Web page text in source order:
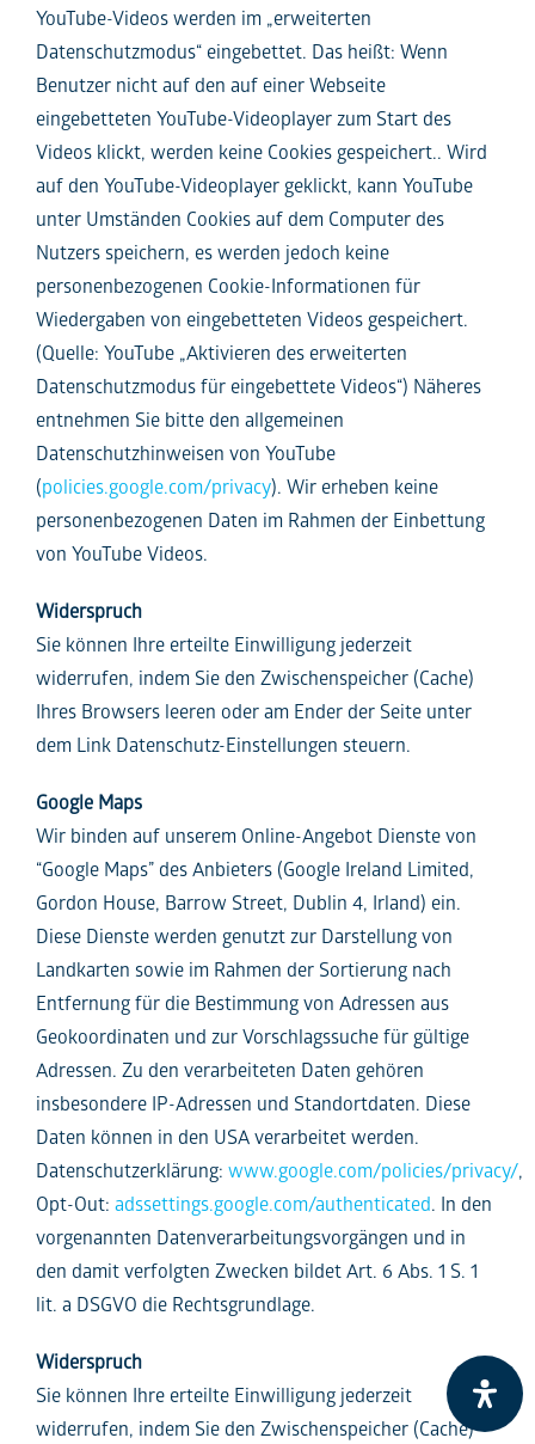
YouTube-Videos werden im „erweiterten
Datenschutzmodus“ eingebettet. Das heißt: Wenn
Benutzer nicht auf den auf einer Webseite
eingebetteten YouTube-Videoplayer zum Start des
Videos klickt, werden keine Cookies gespeichert.. Wird
auf den YouTube-Videoplayer geklickt, kann YouTube
unter Umständen Cookies auf dem Computer des
Nutzers speichern, es werden jedoch keine
personenbezogenen Cookie-Informationen für
Wiedergaben von eingebetteten Videos gespeichert.
(Quelle: YouTube „Aktivieren des erweiterten
Datenschutzmodus für eingebettete Videos“) Näheres
entnehmen Sie bitte den allgemeinen
Datenschutzhinweisen von YouTube
(policies.google.com/privacy). Wir erheben keine
personenbezogenen Daten im Rahmen der Einbettung
von YouTube Videos.
Widerspruch
Sie können Ihre erteilte Einwilligung jederzeit
widerrufen, indem Sie den Zwischenspeicher (Cache)
Ihres Browsers leeren oder am Ender der Seite unter
dem Link Datenschutz-Einstellungen steuern.
Google Maps
Wir binden auf unserem Online-Angebot Dienste von
“Google Maps” des Anbieters (Google Ireland Limited,
Gordon House, Barrow Street, Dublin 4, Irland) ein.
Diese Dienste werden genutzt zur Darstellung von
Landkarten sowie im Rahmen der Sortierung nach
Entfernung für die Bestimmung von Adressen aus
Geokoordinaten und zur Vorschlagssuche für gültige
Adressen. Zu den verarbeiteten Daten gehören
insbesondere IP-Adressen und Standortdaten. Diese
Daten können in den USA verarbeitet werden.
Datenschutzerklärung: www.google.com/policies/privacy/,
Opt-Out: adssettings.google.com/authenticated. In den
vorgenannten Datenverarbeitungsvorgängen und in
den damit verfolgten Zwecken bildet Art. 6 Abs. 1 S. 1
lit. a DSGVO die Rechtsgrundlage.
Widerspruch
Sie können Ihre erteilte Einwilligung jederzeit
widerrufen, indem Sie den Zwischenspeicher (Cache)